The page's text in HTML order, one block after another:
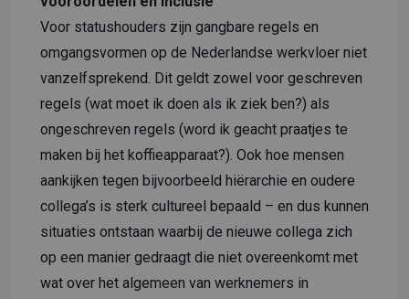
Voor statushouders zijn gangbare regels en
omgangsvormen op de Nederlandse werkvloer niet
vanzelfsprekend. Dit geldt zowel voor geschreven
regels (wat moet ik doen als ik ziek ben?) als
ongeschreven regels (word ik geacht praatjes te
maken bij het koffieapparaat?). Ook hoe mensen
aankijken tegen bijvoorbeeld hiërarchie en oudere
collega’s is sterk cultureel bepaald – en dus kunnen
situaties ontstaan waarbij de nieuwe collega zich
op een manier gedraagt die niet overeenkomt met
wat over het algemeen van werknemers in